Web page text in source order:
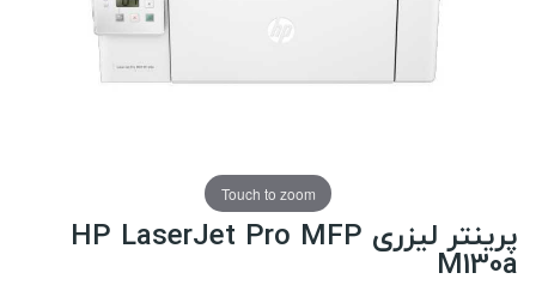
Touch to zoom
پرینتر لیزری HP LaserJet Pro MFP
M130a